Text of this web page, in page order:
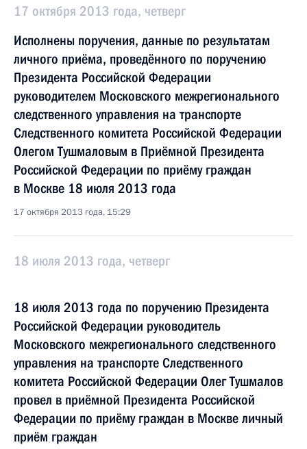
17 октября 2013 года, четверг
Исполнены поручения, данные по результатам
личного приёма, проведённого по поручению
Президента Российской Федерации
руководителем Московского межрегионального
следственного управления на транспорте
Следственного комитета Российской Федерации
Олегом Тушмаловым в Приёмной Президента
Российской Федерации по приёму граждан
в Москве 18 июля 2013 года
17 октября 2013 года, 15:29
18 июля 2013 года, четверг
18 июля 2013 года по поручению Президента
Российской Федерации руководитель
Московского межрегионального следственного
управления на транспорте Следственного
комитета Российской Федерации Олег Тушмалов
провел в приёмной Президента Российской
Федерации по приёму граждан в Москве личный
приём граждан